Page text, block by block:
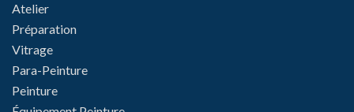
Atelier
Préparation
Vitrage
Para-Peinture
Peinture